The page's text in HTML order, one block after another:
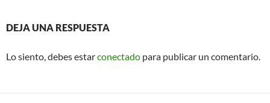
DEJA UNA RESPUESTA
Lo siento, debes estarconectado para publicar un comentario.